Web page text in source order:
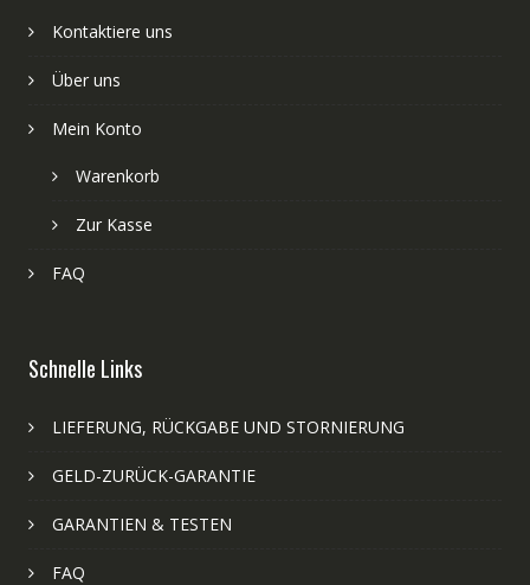
Kontaktiere uns
Über uns
Mein Konto
Warenkorb
Zur Kasse
FAQ
Schnelle Links
LIEFERUNG, RÜCKGABE UND STORNIERUNG
GELD-ZURÜCK-GARANTIE
GARANTIEN & TESTEN
FAQ